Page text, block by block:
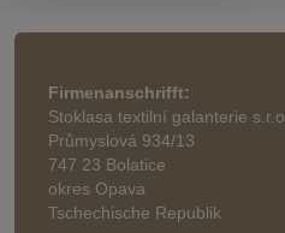
Firmenanschrifft:
Stoklasa textilní galanterie s.r.o.
Průmyslová 934/13
747 23 Bolatice
okres Opava
Tschechische Republik